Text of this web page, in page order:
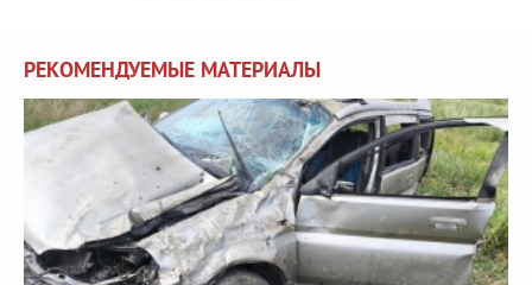
РЕКОМЕНДУЕМЫЕ МАТЕРИАЛЫ